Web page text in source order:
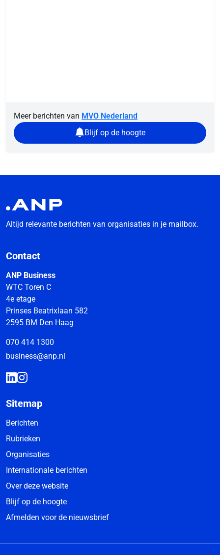
Meer berichten van MVO Nederland
Blijf op de hoogte
Altijd relevante berichten van organisaties in je mailbox.
Contact
ANP Business
WTC Toren C
4e etage
Prinses Beatrixlaan 582
2595 BM Den Haag
070 414 1300
business@anp.nl
Sitemap
Berichten
Rubrieken
Organisaties
Internationale berichten
Over deze website
Blijf op de hoogte
Afmelden voor de nieuwsbrief